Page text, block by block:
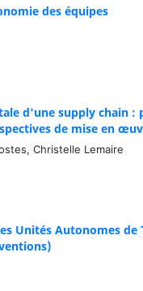
des équipes
d'une supply chain :
de mise en
Christelle Lemaire
Unités Autonomes de